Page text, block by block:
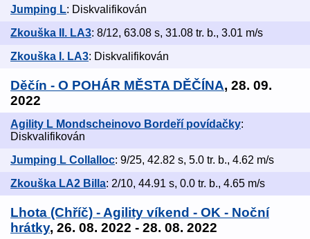
Jumping L: Diskvalifikován
Zkouška II. LA3: 8/12, 63.08 s, 31.08 tr. b., 3.01 m/s
Zkouška I. LA3: Diskvalifikován
Děčín - O POHÁR MĚSTA DĚČÍNA, 28. 09.
2022
Agility L Mondscheinovo Bordeří povídačky:
Diskvalifikován
Jumping L Collalloc: 9/25, 42.82 s, 5.0 tr. b., 4.62 m/s
Zkouška LA2 Billa: 2/10, 44.91 s, 0.0 tr. b., 4.65 m/s
Lhota (Chříč) - Agility víkend - OK - Noční
hrátky, 26. 08. 2022 - 28. 08. 2022